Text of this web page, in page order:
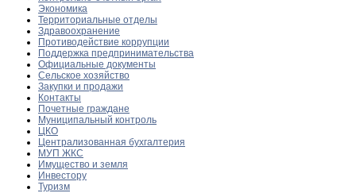
Экономика
Территориальные отделы
Здравоохранение
Противодействие коррупции
Поддержка предпринимательства
Официальные документы
Сельское хозяйство
Закупки и продажи
Контакты
Почетные граждане
Муниципальный контроль
ЦКО
Централизованная бухгалтерия
МУП ЖКС
Имущество и земля
Инвестору
Туризм